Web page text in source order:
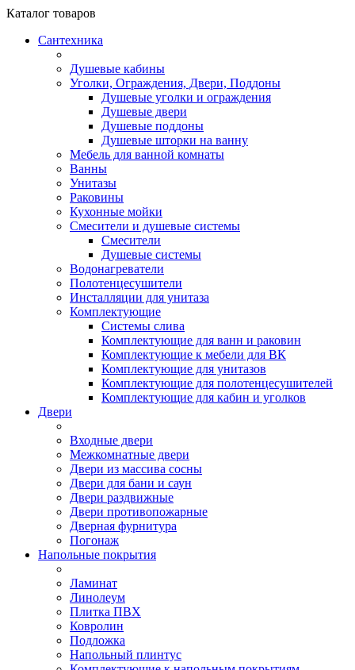
Каталог товаров
Сантехника
Душевые кабины
Уголки, Ограждения, Двери, Поддоны
Душевые уголки и ограждения
Душевые двери
Душевые поддоны
Душевые шторки на ванну
Мебель для ванной комнаты
Ванны
Унитазы
Раковины
Кухонные мойки
Смесители и душевые системы
Смесители
Душевые системы
Водонагреватели
Полотенцесушители
Инсталляции для унитаза
Комплектующие
Системы слива
Комплектующие для ванн и раковин
Комплектующие к мебели для ВК
Комплектующие для унитазов
Комплектующие для полотенцесушителей
Комплектующие для кабин и уголков
Двери
Входные двери
Межкомнатные двери
Двери из массива сосны
Двери для бани и саун
Двери раздвижные
Двери противопожарные
Дверная фурнитура
Погонаж
Напольные покрытия
Ламинат
Линолеум
Плитка ПВХ
Ковролин
Подложка
Напольный плинтус